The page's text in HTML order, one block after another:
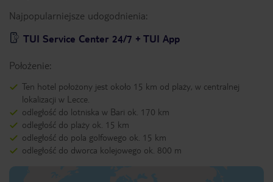
Najpopularniejsze udogodnienia:
TUI Service Center 24/7 + TUI App
Położenie:
Ten hotel położony jest około 15 km od plaży, w centralnej
lokalizacji w Lecce.
odległość do lotniska w Bari ok. 170 km
odległość do plaży ok. 15 km
odległość do pola golfowego ok. 15 km
odległość do dworca kolejowego ok. 800 m